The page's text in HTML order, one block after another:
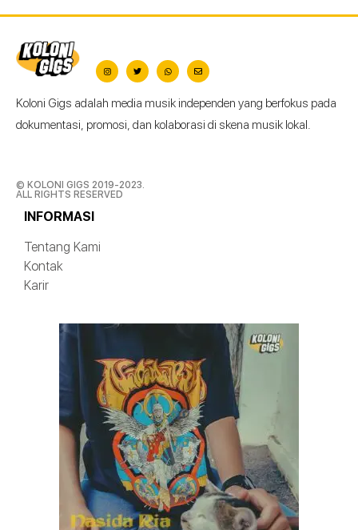
Koloni Gigs adalah media musik independen yang berfokus pada
dokumentasi, promosi, dan kolaborasi di skena musik lokal.
© KOLONI GIGS 2019-2023.
ALL RIGHTS RESERVED
INFORMASI
Tentang Kami
Kontak
Karir